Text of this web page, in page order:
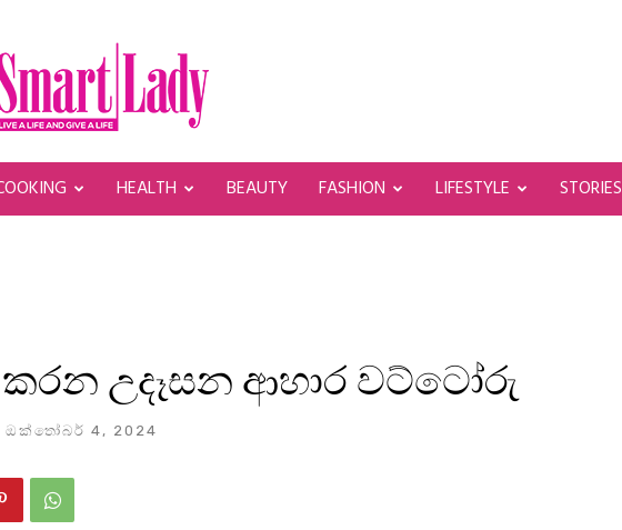
HEALTH BEAUTY FASHION LIFESTYLE STORIES
කරන උදෑසන ආහාර වට්ටෝරු
ඔක්තෝබර් 4, 2024